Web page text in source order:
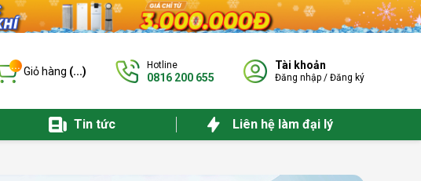
... Giỏ hàng (...) Hotline
0816 200 655
Tài khoản
Đăng nhập / Đăng ký
Tin tức Liên hệ làm đại lý